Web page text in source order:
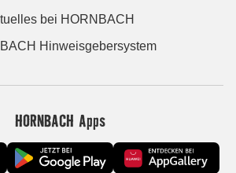
bei HORNBACH
Hinweisgebersystem
HORNBACH Apps